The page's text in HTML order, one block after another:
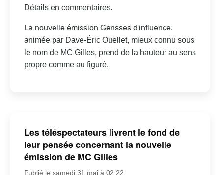
Détails en commentaires.
La nouvelle émission Gensses d'influence,
animée par Dave-Éric Ouellet, mieux connu sous
le nom de MC Gilles, prend de la hauteur au sens
propre comme au figuré.
Les téléspectateurs livrent le fond de
leur pensée concernant la nouvelle
émission de MC Gilles
Publié le samedi 31 mai à 02:22